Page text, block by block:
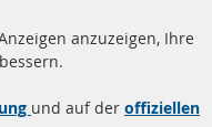
zertifiziert und
mit e-Prüfzeichen
anzuzeigen, Ihre
und auf der offiziellen